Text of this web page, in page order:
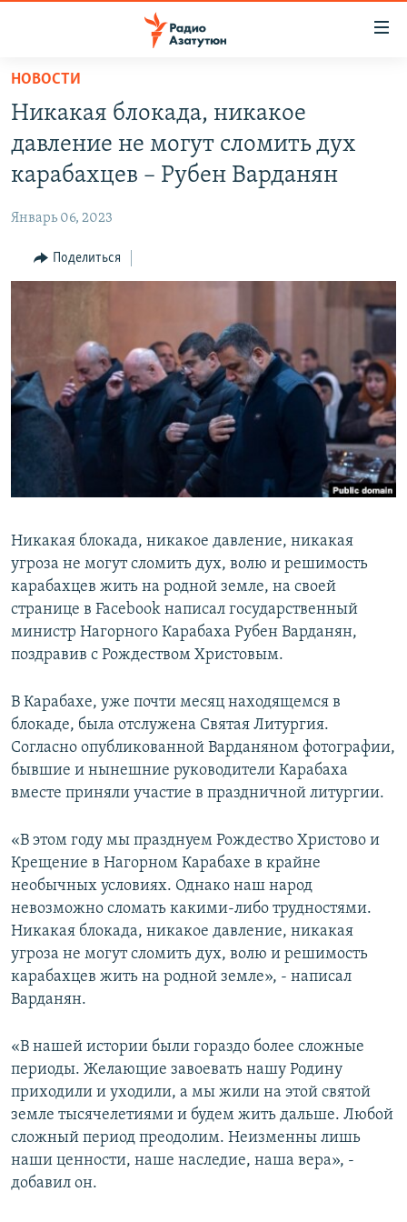
Перейти
основному
содержанию
основной
навигации
Перейти
ПОЛИТИКА
ЭКОНОМИКА
РЕГИОН
НАГОРНЫЙ КАРАБАХ
СПОРТ
АРХИВ
Հայերեն
Все сайты Радио Азатутюн
НОВОСТИ
Никакая блокада, никакое
давление не могут сломить дух
карабахцев – Рубен Варданян
Январь 06, 2023
Поделиться
Никакая блокада, никакое давление, никакая
угроза не могут сломить дух, волю и решимость
карабахцев жить на родной земле, на своей
странице в Facebook написал государственный
министр Нагорного Карабаха Рубен Варданян,
поздравив с Рождеством Христовым.
В Карабахе, уже почти месяц находящемся в
блокаде, была отслужена Святая Литургия.
Согласно опубликованной Варданяном фотографии,
бывшие и нынешние руководители Карабаха
вместе приняли участие в праздничной литургии.
«В этом году мы празднуем Рождество Христово и
Крещение в Нагорном Карабахе в крайне
необычных условиях. Однако наш народ
невозможно сломать какими-либо трудностями.
Никакая блокада, никакое давление, никакая
угроза не могут сломить дух, волю и решимость
карабахцев жить на родной земле», - написал
Варданян.
«В нашей истории были гораздо более сложные
периоды. Желающие завоевать нашу Родину
приходили и уходили, а мы жили на этой святой
земле тысячелетиями и будем жить дальше. Любой
сложный период преодолим. Неизменны лишь
наши ценности, наше наследие, наша вера», -
добавил он.